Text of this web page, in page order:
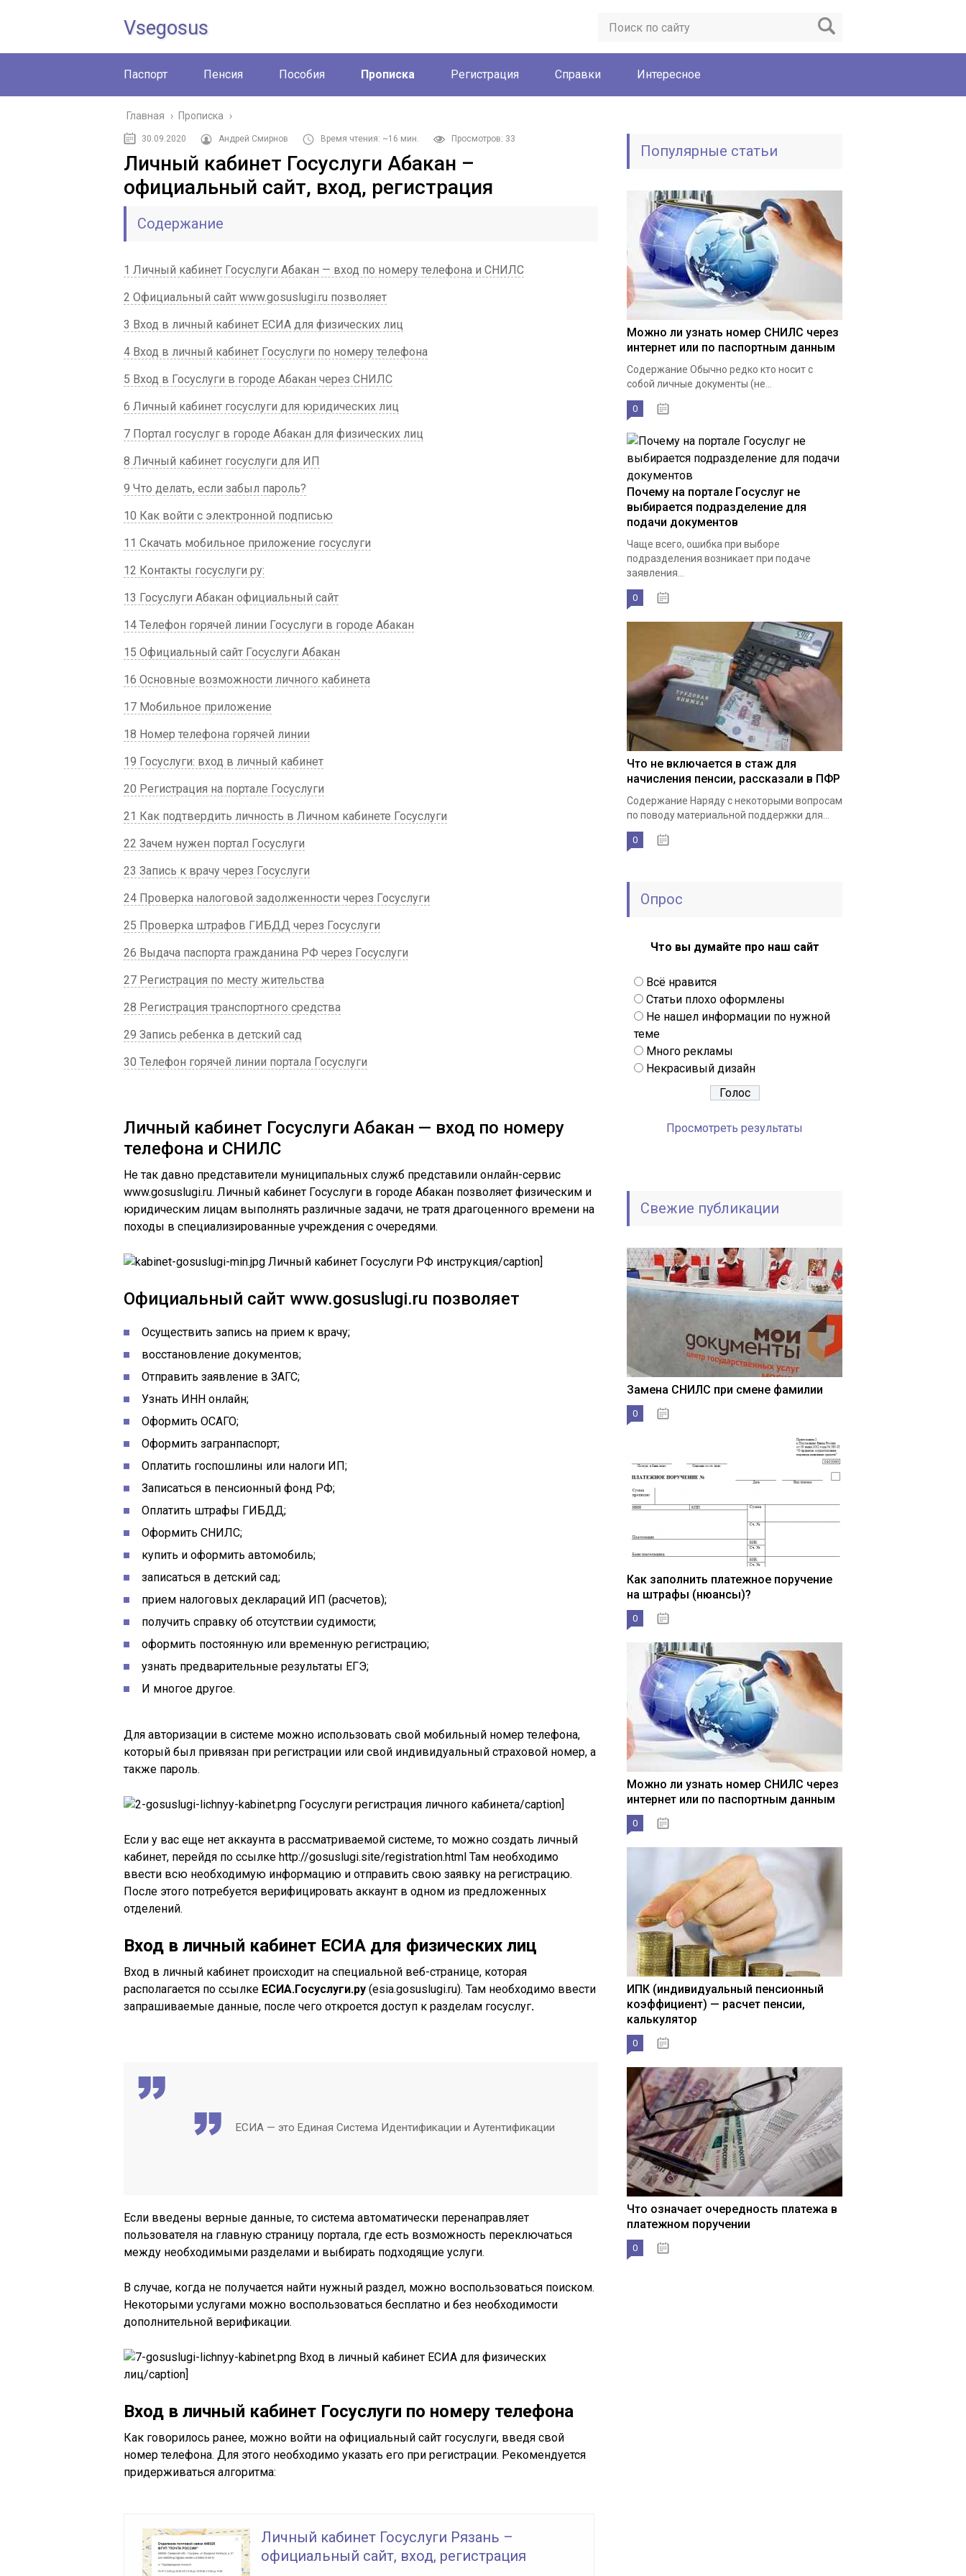
Vsegosus
Паспорт Пенсия Пособия Прописка Регистрация Справки Интересное
Главная › Прописка ›
30.09.2020 Андрей Смирнов Время чтения: ~16 мин. Просмотров: 33
Личный кабинет Госуслуги Абакан –
официальный сайт, вход, регистрация
Содержание
1 Личный кабинет Госуслуги Абакан — вход по номеру телефона и СНИЛС
2 Официальный сайт www.gosuslugi.ru позволяет
3 Вход в личный кабинет ЕСИА для физических лиц
4 Вход в личный кабинет Госуслуги по номеру телефона
5 Вход в Госуслуги в городе Абакан через СНИЛС
6 Личный кабинет госуслуги для юридических лиц
7 Портал госуслуг в городе Абакан для физических лиц
8 Личный кабинет госуслуги для ИП
9 Что делать, если забыл пароль?
10 Как войти с электронной подписью
11 Скачать мобильное приложение госуслуги
12 Контакты госуслуги ру:
13 Госуслуги Абакан официальный сайт
14 Телефон горячей линии Госуслуги в городе Абакан
15 Официальный сайт Госуслуги Абакан
16 Основные возможности личного кабинета
17 Мобильное приложение
18 Номер телефона горячей линии
19 Госуслуги: вход в личный кабинет
20 Регистрация на портале Госуслуги
21 Как подтвердить личность в Личном кабинете Госуслуги
22 Зачем нужен портал Госуслуги
23 Запись к врачу через Госуслуги
24 Проверка налоговой задолженности через Госуслуги
25 Проверка штрафов ГИБДД через Госуслуги
26 Выдача паспорта гражданина РФ через Госуслуги
27 Регистрация по месту жительства
28 Регистрация транспортного средства
29 Запись ребенка в детский сад
30 Телефон горячей линии портала Госуслуги
Личный кабинет Госуслуги Абакан — вход по номеру
телефона и СНИЛС
Не так давно представители муниципальных служб представили онлайн-сервис
www.gosuslugi.ru. Личный кабинет Госуслуги в городе Абакан позволяет физическим и
юридическим лицам выполнять различные задачи, не тратя драгоценного времени на
походы в специализированные учреждения с очередями.
Личный кабинет Госуслуги РФ инструкция/caption]
Официальный сайт www.gosuslugi.ru позволяет
Осуществить запись на прием к врачу;
восстановление документов;
Отправить заявление в ЗАГС;
Узнать ИНН онлайн;
Оформить ОСАГО;
Оформить загранпаспорт;
Оплатить госпошлины или налоги ИП;
Записаться в пенсионный фонд РФ;
Оплатить штрафы ГИБДД;
Оформить СНИЛС;
купить и оформить автомобиль;
записаться в детский сад;
прием налоговых деклараций ИП (расчетов);
получить справку об отсутствии судимости;
оформить постоянную или временную регистрацию;
узнать предварительные результаты ЕГЭ;
И многое другое.
Для авторизации в системе можно использовать свой мобильный номер телефона,
который был привязан при регистрации или свой индивидуальный страховой номер, а
также пароль.
Госуслуги регистрация личного кабинета/caption]
Если у вас еще нет аккаунта в рассматриваемой системе, то можно создать личный
кабинет, перейдя по ссылке http://gosuslugi.site/registration.html Там необходимо
ввести всю необходимую информацию и отправить свою заявку на регистрацию.
После этого потребуется верифицировать аккаунт в одном из предложенных
отделений.
Вход в личный кабинет ЕСИА для физических лиц
Вход в личный кабинет происходит на специальной веб-странице, которая
располагается по ссылке ЕСИА.Госуслуги.ру (esia.gosuslugi.ru). Там необходимо ввести
запрашиваемые данные, после чего откроется доступ к разделам госуслуг.
ЕСИА — это Единая Система Идентификации и Аутентификации
Если введены верные данные, то система автоматически перенаправляет
пользователя на главную страницу портала, где есть возможность переключаться
между необходимыми разделами и выбирать подходящие услуги.
В случае, когда не получается найти нужный раздел, можно воспользоваться поиском.
Некоторыми услугами можно воспользоваться бесплатно и без необходимости
дополнительной верификации.
Вход в личный кабинет ЕСИА для физических
лиц/caption]
Вход в личный кабинет Госуслуги по номеру телефона
Как говорилось ранее, можно войти на официальный сайт госуслуги, введя свой
номер телефона. Для этого необходимо указать его при регистрации. Рекомендуется
придерживаться алгоритма:
Личный кабинет Госуслуги Рязань –
официальный сайт, вход, регистрация
Популярные статьи
Можно ли узнать номер СНИЛС через
интернет или по паспортным данным
Содержание Обычно редко кто носит с
собой личные документы (не...
0
Почему на портале Госуслуг не
выбирается подразделение для
подачи документов
Чаще всего, ошибка при выборе
подразделения возникает при подаче
заявления...
0
Что не включается в стаж для
начисления пенсии, рассказали в ПФР
Содержание Наряду с некоторыми вопросам
по поводу материальной поддержки для...
0
Опрос
Что вы думайте про наш сайт
Всё нравится
Статьи плохо оформлены
Не нашел информации по нужной
теме
Много рекламы
Некрасивый дизайн
Просмотреть результаты
Свежие публикации
Замена СНИЛС при смене фамилии
0
Как заполнить платежное поручение
на штрафы (нюансы)?
0
Можно ли узнать номер СНИЛС через
интернет или по паспортным данным
0
ИПК (индивидуальный пенсионный
коэффициент) — расчет пенсии,
калькулятор
0
Что означает очередность платежа в
платежном поручении
0